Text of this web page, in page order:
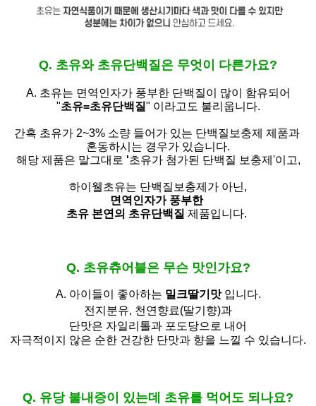
Q. 초유와 초유단백질은 무엇이 다른가요?
A. 초유는 면역인자가 풍부한 단백질이 많이 함유되어
"초유=초유단백질" 이라고도 불리웁니다.
간혹 초유가 2~3% 소량 들어가 있는 단백질보충제 제품과
혼동하시는 경우가 있습니다.
해당 제품은 말그대로 '초유가 첨가된 단백질 보충제'이고,
하이웰초유는 단백질보충제가 아닌,
면역인자가 풍부한
초유 본연의 초유단백질 제품입니다.
Q. 초유츄어블은 무슨 맛인가요?
A. 아이들이 좋아하는 밀크딸기맛입니다.
전지분유, 천연향료(딸기향)과
단맛은 자일리톨과 포도당으로 내어
자극적이지 않은 순한 건강한 단맛과 향을 느낄 수 있습니다.
Q. 유당 불내증이 있는데 초유를 먹어도 되나요?